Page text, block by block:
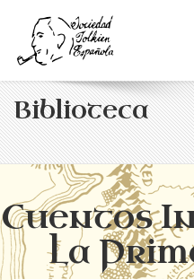
Biblioteca
Cuentos
La